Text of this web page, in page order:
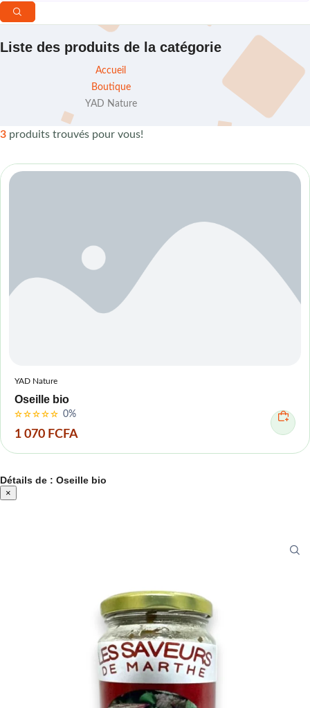
Liste des produits de la catégorie
Accueil
Boutique
YAD Nature
3 produits trouvés pour vous!
YAD Nature
Oseille bio
0%
1 070 FCFA
Détails de : Oseille bio
×